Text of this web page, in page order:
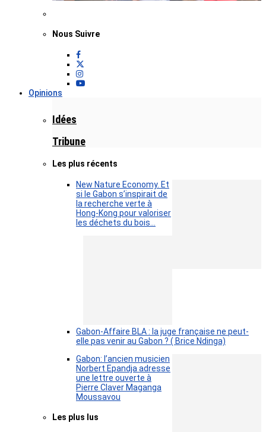
Nous Suivre
Opinions
Idées
Tribune
Les plus récents
New Nature Economy. Et
si le Gabon s’inspirait de
la recherche verte à
Hong-Kong pour valoriser
les déchets du bois…
Gabon-Affaire BLA : la juge française ne peut-
elle pas venir au Gabon ? ( Brice Ndinga)
Gabon: l’ancien musicien
Norbert Epandja adresse
une lettre ouverte à
Pierre Claver Maganga
Moussavou
Les plus lus